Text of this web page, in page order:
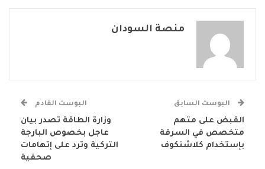
منصة السودان
البوست السابق
القبض على متهم
متخصص في السرقة
بإستخدام كلاشنكوف
البوست القادم
وزارة الطاقة تصدر بيان
عاجل بخصوص البارجة
التركية وترد على إتهامات
صحفية